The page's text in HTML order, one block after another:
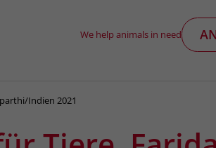
We help animals in need
Indien 2021